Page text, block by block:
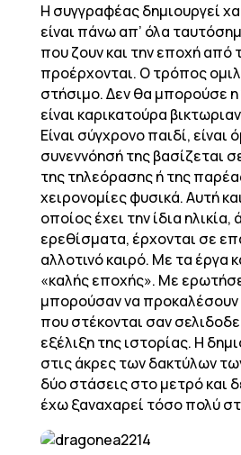
Η συγγραφέας δημιουργεί
είναι πάνω απ’ όλα
που ζουν και την εποχή από
προέρχονται. Ο τρόπος
στήσιμο. Δεν θα μπορούσε η
είναι καρικατούρα
Είναι σύγχρονο παιδί, είναι
συνεννόησή της βασίζεται
της τηλεόρασης ή της
χειρονομίες φυσικά. Αυτή
οποίος έχει την ίδια ηλικία,
ερεθίσματα, έρχονται σε
αλλοτινό καιρό. Με τα έργα
«καλής εποχής». Με
μπορούσαν να προκαλέσουν
που στέκονται σαν
εξέλιξη της ιστορίας. Η
στις άκρες των δακτύλων
δύο στάσεις στο μετρό και
έχω ξαναχαρεί τόσο πολύ